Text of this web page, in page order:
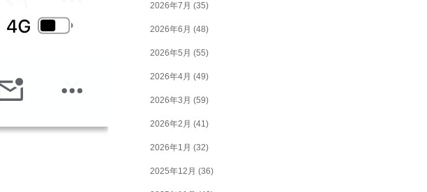
2026年7月 (35)
2026年6月 (48)
2026年5月 (55)
2026年4月 (49)
2026年3月 (59)
2026年2月 (41)
2026年1月 (32)
2025年12月 (36)